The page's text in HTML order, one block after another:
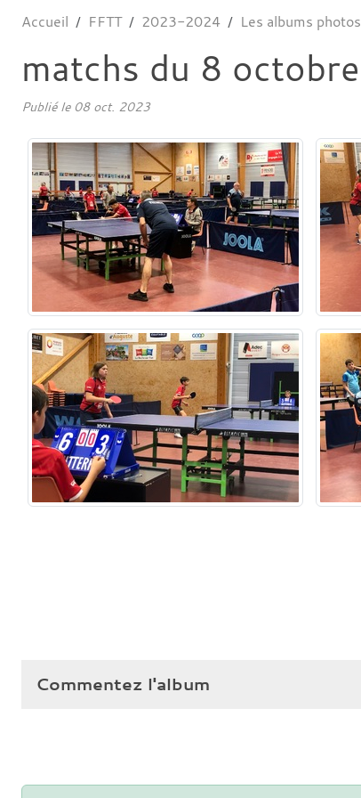
Accueil FFTT 2023-2024 Les albums photos
matchs du 8 octobre
Publié le 08 oct. 2023
Commentez l'album